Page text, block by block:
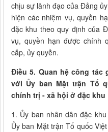
chịu sự lãnh đạo của Đảng
hiện các nhiệm vụ, quyền
đặc khu theo quy định của
vụ, quyền hạn được chính
cấp, ủy quyền.
Điều 5. Quan hệ công tác
với Ủy ban Mặt trận Tổ
chính trị - xã hội ở đặc khu
1. Ủy ban nhân dân đặc
Ủy ban Mặt trận Tổ quốc